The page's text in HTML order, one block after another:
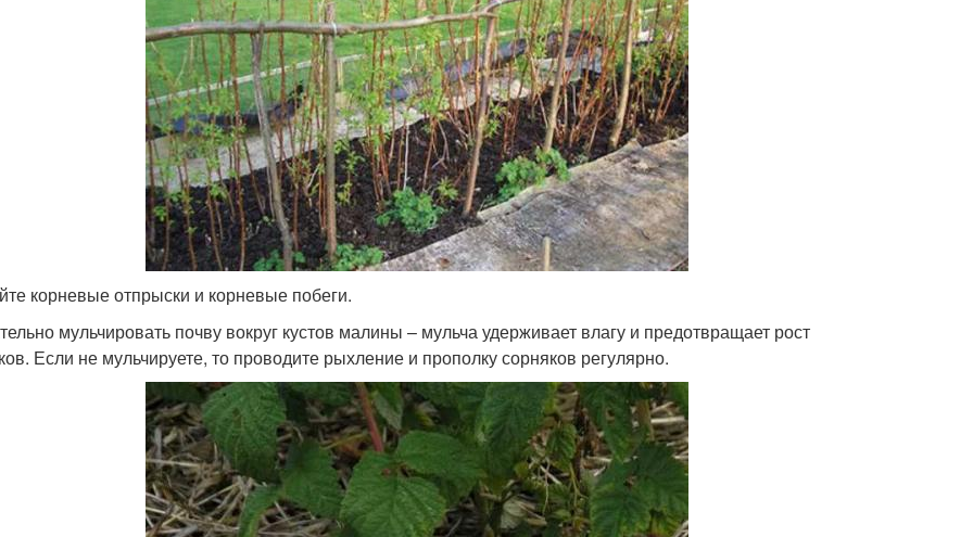
корневые отпрыски и корневые побеги.
мульчировать почву вокруг кустов малины – мульча удерживает влагу и предотвращает рост
Если не мульчируете, то проводите рыхление и прополку сорняков регулярно.